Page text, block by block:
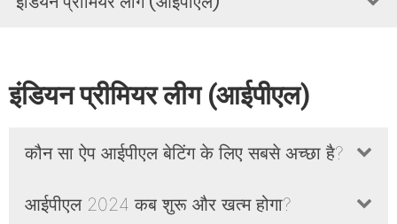
इंडियन प्रीमियर लीग (आईपीएल)
कौन सा ऐप आईपीएल बेटिंग के लिए सबसे अच्छा है?
Dafabet आईपीएल बेटिंग के लिए सबसे अच्छा और भरोसेमंद ऐप है।
आईपीएल 2024 कब शुरू और खत्म होगा?